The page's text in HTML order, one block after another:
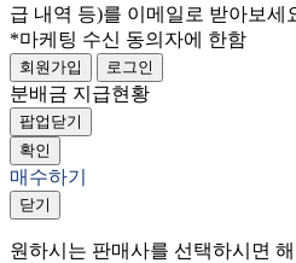
급 내역 등)를 이메일로 받아보세
*마케팅 수신 동의자에 한함
회원가입 로그인
분배금 지급현황
팝업닫기
확인
매수하기
닫기
원하시는 판매사를 선택하시면